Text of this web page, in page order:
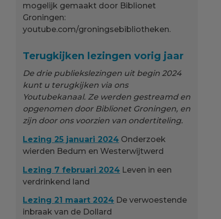
mogelijk gemaakt door Biblionet
Groningen:
youtube.com/groningsebibliotheken.
Terugkijken lezingen vorig jaar
De drie publiekslezingen uit begin 2024
kunt u terugkijken via ons
Youtubekanaal. Ze werden gestreamd en
opgenomen door Biblionet Groningen, en
zijn door ons voorzien van ondertiteling.
Lezing 25 januari 2024 Onderzoek
wierden Bedum en Westerwijtwerd
Lezing 7 februari 2024 Leven in een
verdrinkend land
Lezing 21 maart 2024 De verwoestende
inbraak van de Dollard